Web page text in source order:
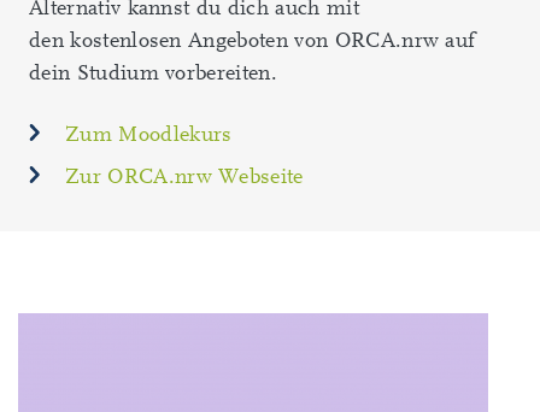
Alternativ kannst du dich auch mit
den kostenlosen Angeboten von ORCA.nrw auf
dein Studium vorbereiten.
Zum Moodlekurs
Zur ORCA.nrw Webseite